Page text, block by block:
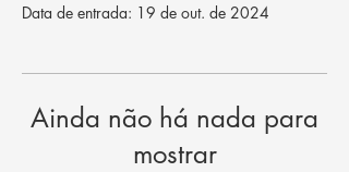
Data de entrada: 19 de out. de 2024
Ainda não há nada para
mostrar